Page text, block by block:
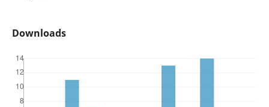
Downloads